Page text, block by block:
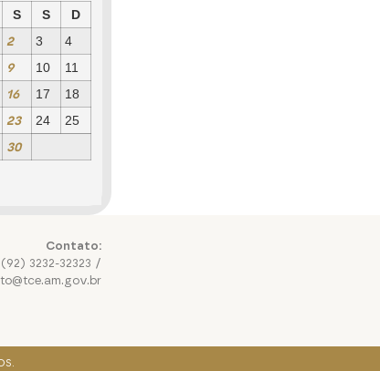
S S D
2 3
4
9 10 11
16 17 18
23 24 25
30
Contato:
(92) 3232-32323 /